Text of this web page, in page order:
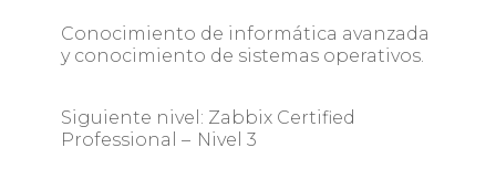
Conocimiento de informática avanzada
y conocimiento de sistemas operativos.
Siguiente nivel: Zabbix Certified
Professional – Nivel 3